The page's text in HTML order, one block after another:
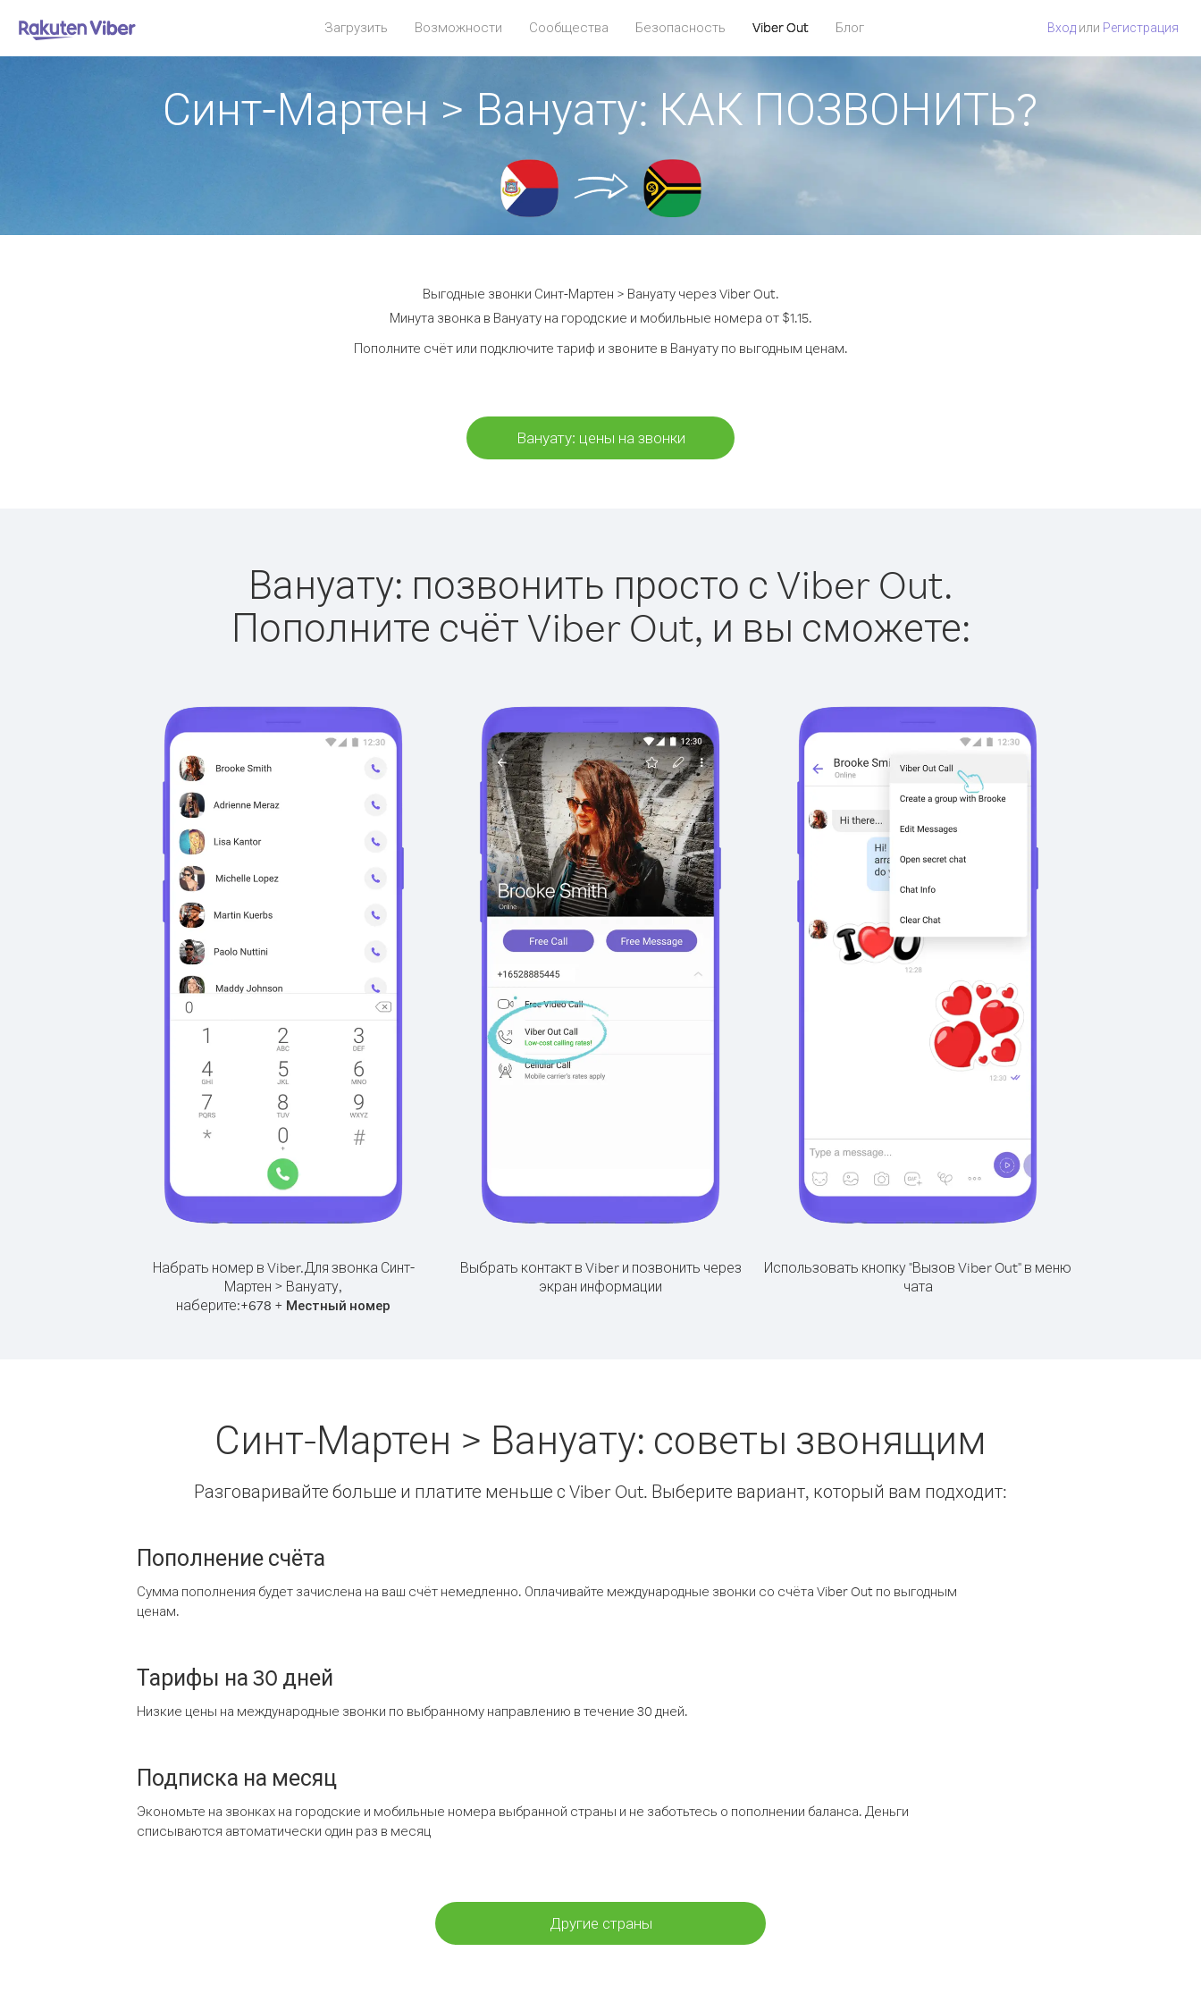
Загрузить Возможности Сообщества Безопасность Viber Out Блог Вход или Регистрация
Синт-Мартен > Вануату: КАК ПОЗВОНИТЬ?
Выгодные звонки Синт-Мартен > Вануату через Viber Out.
Минута звонка в Вануату на городские и мобильные номера от $1.15.
Пополните счёт или подключите тариф и звоните в Вануату по выгодным ценам.
Вануату: цены на звонки
Вануату: позвонить просто с Viber Out.
Пополните счёт Viber Out, и вы сможете:
Набрать номер в Viber.Для звонка Синт-
Мартен > Вануату,
наберите:+678 + Местный номер
Выбрать контакт в Viber и позвонить через
экран информации
Использовать кнопку "Вызов Viber Out" в меню
чата
Синт-Мартен > Вануату: советы звонящим
Разговаривайте больше и платите меньше с Viber Out. Выберите вариант, который вам подходит:
Пополнение счёта
Сумма пополнения будет зачислена на ваш счёт немедленно. Оплачивайте международные звонки со счёта Viber Out по выгодным
ценам.
Тарифы на 30 дней
Низкие цены на международные звонки по выбранному направлению в течение 30 дней.
Подписка на месяц
Экономьте на звонках на городские и мобильные номера выбранной страны и не заботьтесь о пополнении баланса. Деньги
списываются автоматически один раз в месяц
Другие страны